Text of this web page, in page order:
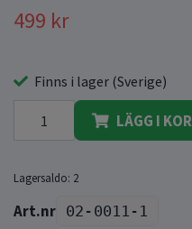
499 kr
Finns i lager (Sverige)
LÄGG I
Lagersaldo: 2
02-0011-1